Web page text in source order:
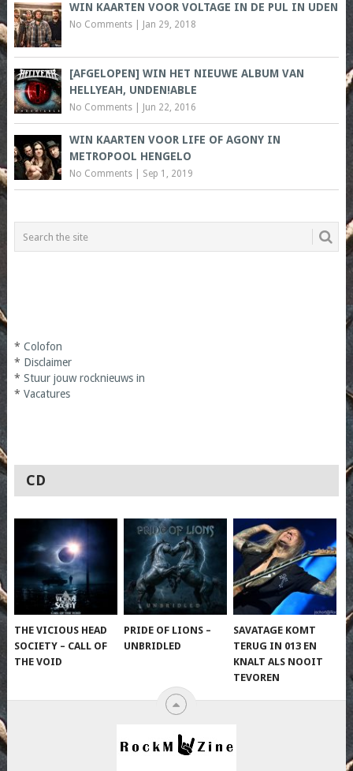
WIN KAARTEN VOOR VOLTAGE IN DE PUL IN UDEN
No Comments| Jan 29, 2018
[AFGELOPEN] WIN HET NIEUWE ALBUM VAN
HELLYEAH, UNDEN!ABLE
No Comments| Jun 22, 2016
WIN KAARTEN VOOR LIFE OF AGONY IN
METROPOOL HENGELO
No Comments| Sep 1, 2019
* Colofon
* Disclaimer
* Stuur jouw rocknieuws in
* Vacatures
CD
THE VICIOUS HEAD
SOCIETY – CALL OF
THE VOID
PRIDE OF LIONS –
UNBRIDLED
SAVATAGE KOMT
TERUG IN 013 EN
KNALT ALS NOOIT
TEVOREN